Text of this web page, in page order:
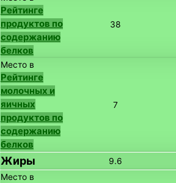
Рейтинге
продуктов по
содержанию
белков
38
Место в
Рейтинге
молочных и
яичных
продуктов по
содержанию
белков
7
Жиры
9.6
Место в